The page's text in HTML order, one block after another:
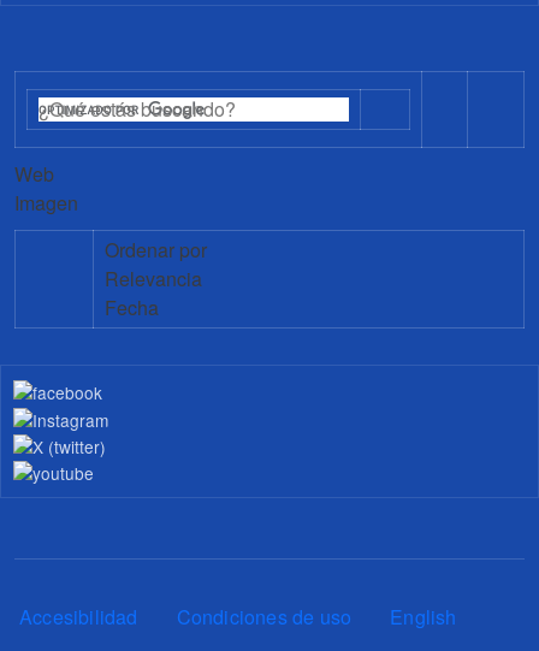
Web
Imagen
Ordenar por
Relevancia
Fecha
Pie de página
Accesibilidad Condiciones de uso English